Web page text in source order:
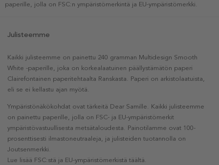
paperille, jolla on FSC:n ympäristömerkintä ja EU-ympäristömerkki.
Julisteemme
Kaikki julisteemme on painettu 240 gramman Multidesign Smooth
White -paperille, joka on korkealaatuinen päällystämätön paperi
Clairefontainen paperitehtaalta Ranskasta. Paperi on arkistolaatuista,
eli se ei kellastu ajan myötä.
Ympäristönäkökohdat ovat tärkeitä Dear Samille. Kaikki julisteemme
on painettu paperille, jolla on FSC- ja EU-ympäristömerkit
ympäristövastuullisesta metsätaloudesta. Painotilamme ovat 100-
prosenttisesti ilmastoneutraaleja, ja julisteiden tuotannolla on
Joutsenmerkki.
Lue lisää FSC:stä ja EU-ympäristömerkistä täältä.